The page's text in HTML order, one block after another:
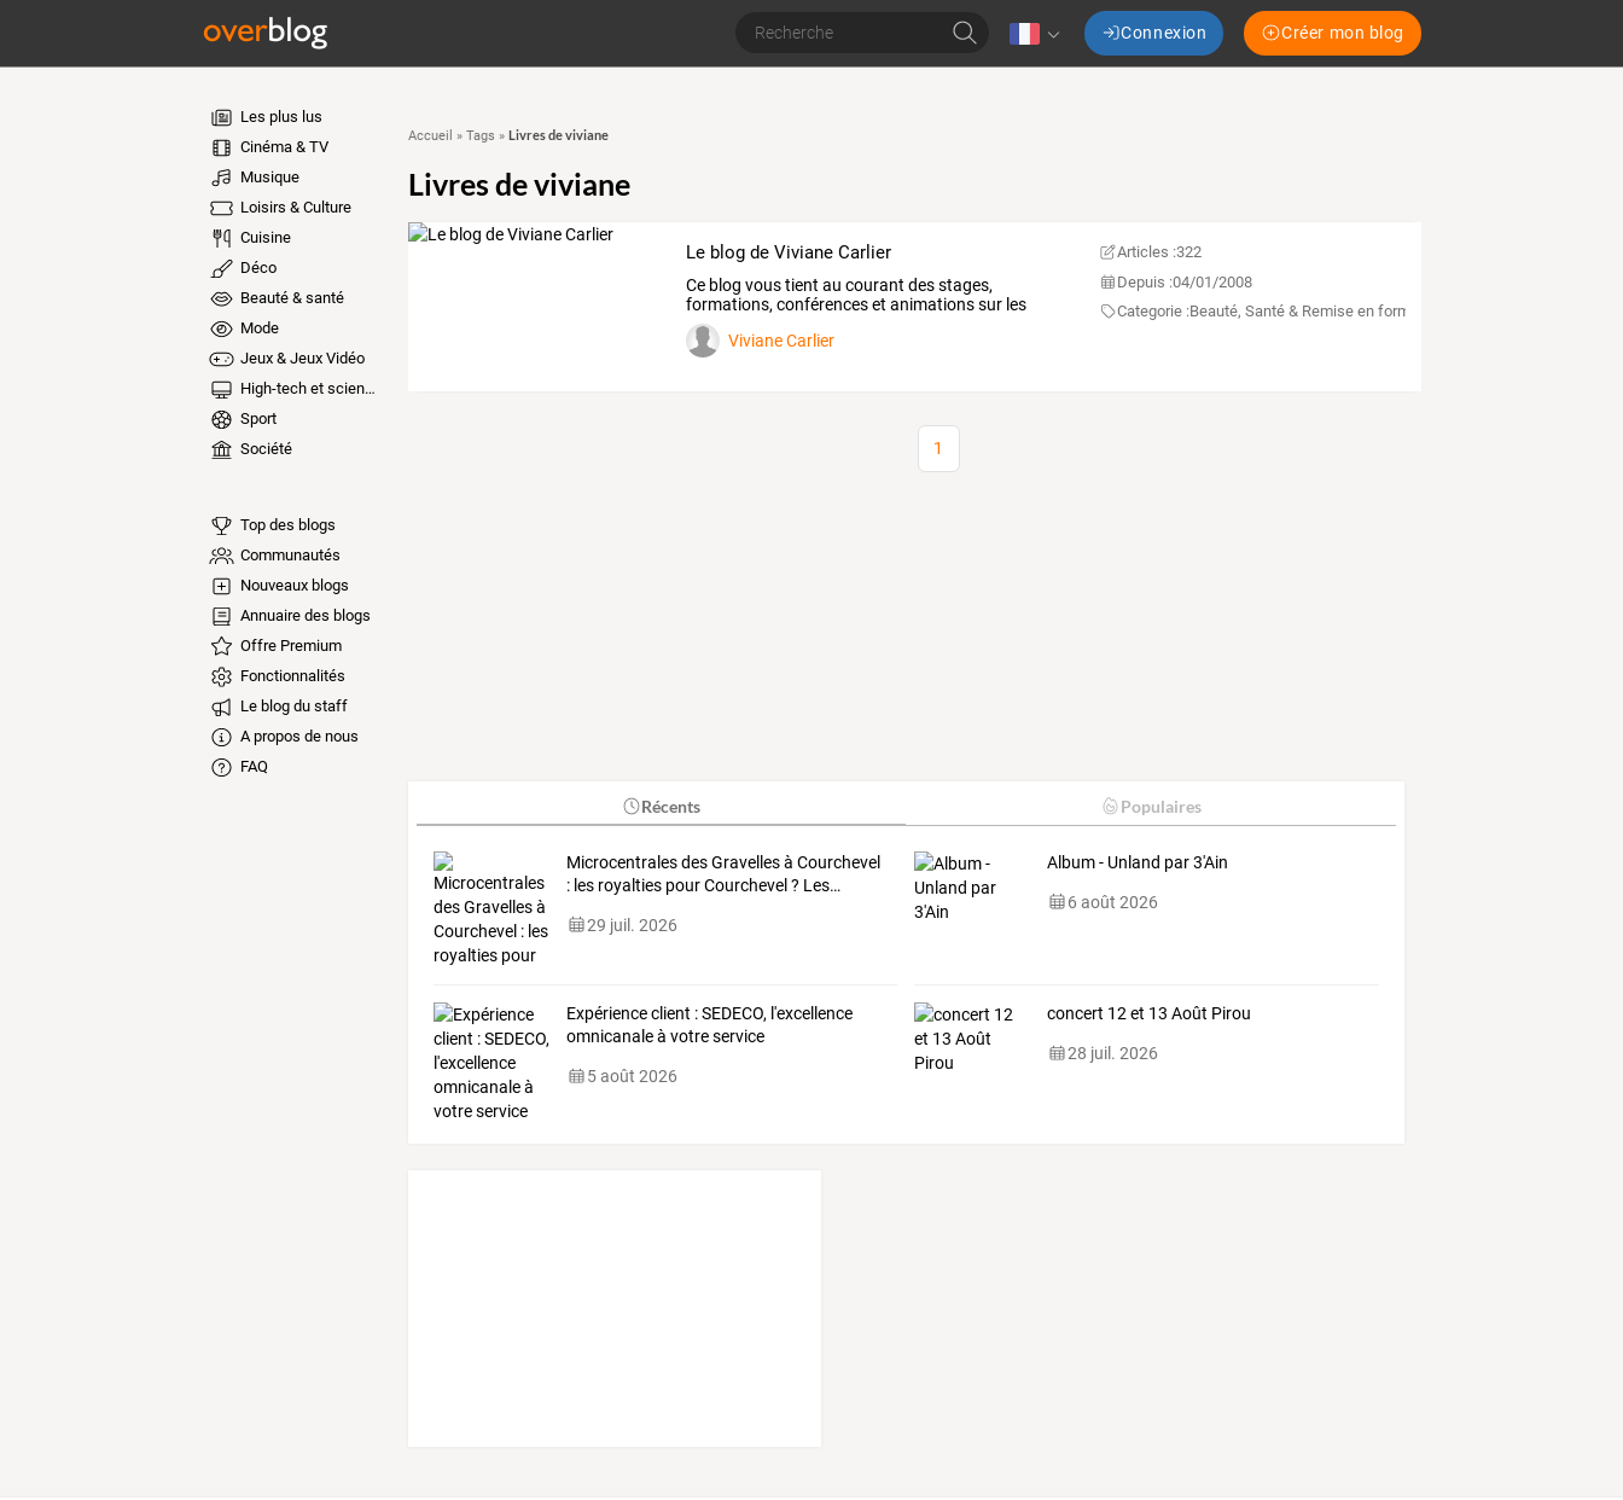
Connexion Créer mon blog
Les plus lus
Cinéma & TV
Musique
Loisirs & Culture
Cuisine
Déco
Beauté & santé
Mode
Jeux & Jeux Vidéo
High-tech et sciences
Sport
Société
Top des blogs
Communautés
Nouveaux blogs
Annuaire des blogs
Offre Premium
Fonctionnalités
Le blog du staff
A propos de nous
FAQ
Accueil » Tags » Livres de viviane
Livres de viviane
Le blog de Viviane Carlier
Ce blog voustient au courant desstages,
formations, conférenceset animationssur les
algues
Viviane Carlier
Articles :322
Depuis :04/01/2008
Categorie :Beauté, Santé & Remise en forme
1
Récents Populaires
MicrocentralesdesGravellesà Courchevel
:lesroyaltiespourCourchevel ? Les…
29 juil. 2026
Album - Unland par 3'Ain
6 août 2026
Expérience client : SEDECO, l'excellence
omnicanale à votre service
5 août 2026
concert 12 et 13 Août Pirou
28 juil. 2026